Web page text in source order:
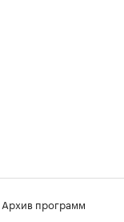
Архив программ